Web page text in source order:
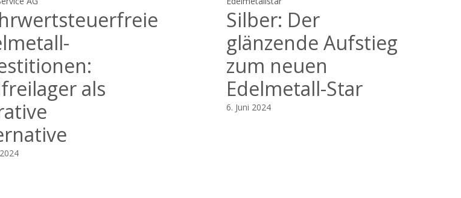
als
Silber: Der
glänzende Aufstieg
zum neuen
Edelmetall-Star
6. Juni 2024